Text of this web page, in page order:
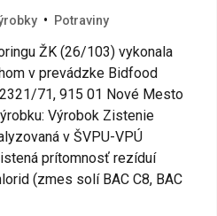
• Potraviny
ŽK (26/103) vykonala
v prevádzke Bidfood
71, 915 01 Nové Mesto
Výrobok Zistenie
v ŠVPU-VPÚ
prítomnosť rezíduí
(zmes solí BAC C8, BAC